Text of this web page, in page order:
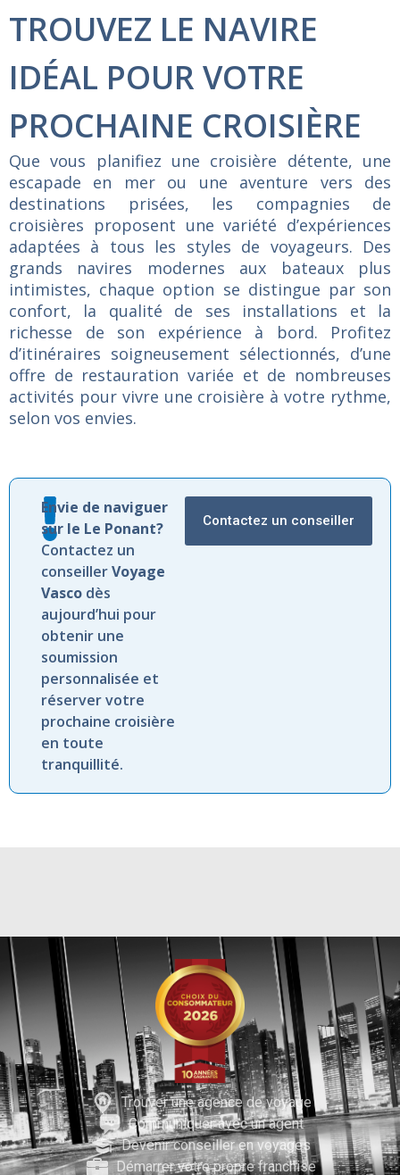
TROUVEZ LE NAVIRE
IDÉAL POUR VOTRE
PROCHAINE CROISIÈRE
Que vous planifiez une croisière détente, une
escapade en mer ou une aventure vers des
destinations prisées, les compagnies de
croisières proposent une variété d’expériences
adaptées à tous les styles de voyageurs. Des
grands navires modernes aux bateaux plus
intimistes, chaque option se distingue par son
confort, la qualité de ses installations et la
richesse de son expérience à bord. Profitez
d’itinéraires soigneusement sélectionnés, d’une
offre de restauration variée et de nombreuses
activités pour vivre une croisière à votre rythme,
selon vos envies.
Envie de naviguer
sur le Le Ponant?
Contactez un
conseillerVoyage
Vasco dès
aujourd’hui pour
obtenir une
soumission
personnalisée et
réserver votre
prochaine croisière
en toute
tranquillité.
Contactez un conseiller
Trouver une agence de voyage
Communiquer avec un agent
Devenir conseiller en voyages
Démarrer votre propre franchise